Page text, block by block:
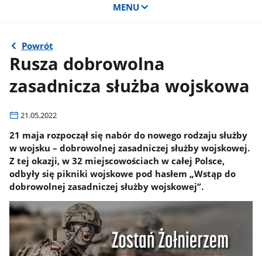
MENU
Powrót
Rusza dobrowolna
zasadnicza służba wojskowa
21.05.2022
21 maja rozpoczął się nabór do nowego rodzaju służby
w wojsku – dobrowolnej zasadniczej służby wojskowej.
Z tej okazji, w 32 miejscowościach w całej Polsce,
odbyły się pikniki wojskowe pod hasłem „Wstąp do
dobrowolnej zasadniczej służby wojskowej”.